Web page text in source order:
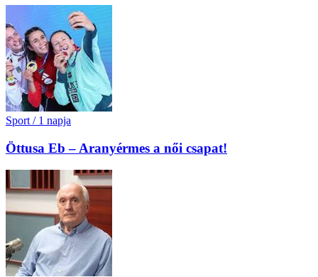
Sport / 1 napja
Öttusa Eb – Aranyérmes a női csapat!